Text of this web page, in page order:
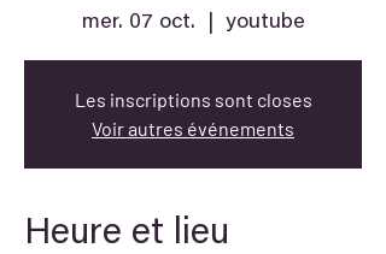
mer. 07 oct. youtube
Les inscriptions sont closes
Voir autres événements
Heure et lieu